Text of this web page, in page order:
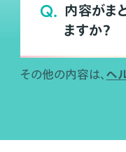
Q. 内容がま
ますか？
その他の内容は、 ヘ